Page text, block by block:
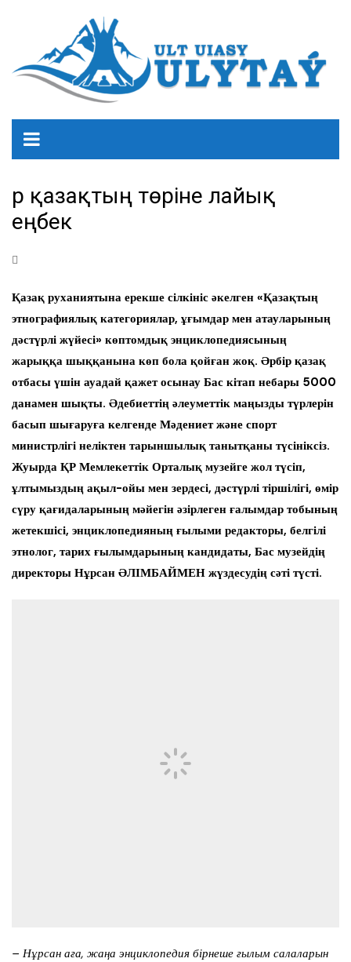
Әр қазақтың төріне лайық
еңбек
Қазақ руханиятына ерекше сілкініс әкелген «Қазақтың
этнографиялық категориялар, ұғымдар мен атауларының
дәстүрлі жүйесі» көптомдық энциклопедиясының
жарыққа шыққанына көп бола қойған жоқ. Әрбір қазақ
отбасы үшін ауадай қажет осынау Бас кітап небары 5000
данамен шықты. Әдебиеттің әлеуметтік маңызды түрлерін
басып шығаруға келгенде Мәдениет және спорт
министрлігі неліктен тарыншылық танытқаны түсініксіз.
Жуырда ҚР Мемлекеттік Орталық музейге жол түсіп,
ұлтымыздың ақыл-ойы мен зердесі, дәстүрлі тіршілігі, өмір
сүру қағидаларының мәйегін әзірлеген ғалымдар тобының
жетекшісі, энциклопедияның ғылыми редакторы, белгілі
этнолог, тарих ғылымдарының кандидаты, Бас музейдің
директоры Нұрсан ӘЛІМБАЙМЕН жүздесудің сәті түсті.
– Нұрсан аға, жаңа энциклопедия бірнеше ғылым салаларын